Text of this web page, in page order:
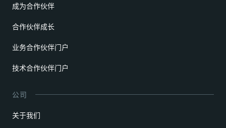
成为合作伙伴
合作伙伴成长
业务合作伙伴门户
技术合作伙伴门户
公司
关于我们